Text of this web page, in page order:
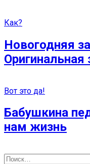
Как?
Новогодняя
Оригинальная
Вот это да!
Бабушкина
нам жизнь
Найти: